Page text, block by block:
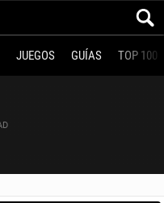
JUEGOS GUÍAS TOP 100